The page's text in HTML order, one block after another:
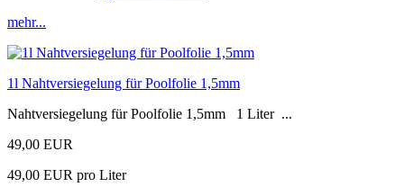
mehr...
1l Nahtversiegelung für Poolfolie 1,5mm
Nahtversiegelung für Poolfolie 1,5mm 1 Liter ...
49,00 EUR
49,00 EUR pro Liter